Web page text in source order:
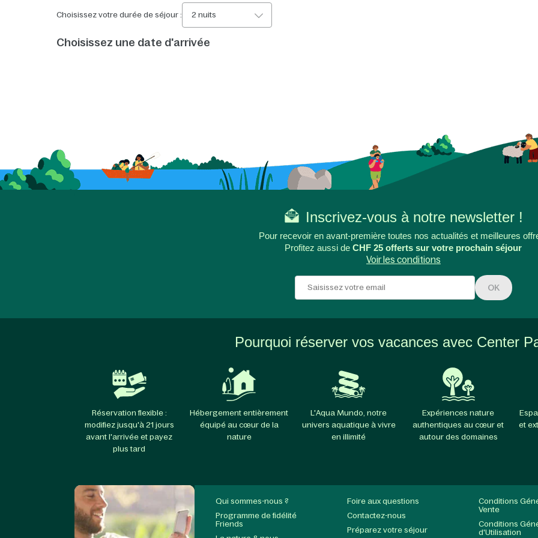
Choisissez votre durée de séjour : 2 nuits
Choisissez une date d'arrivée
Inscrivez-vous à notre newsletter !
Pour recevoir en avant-première toutes nos actualités et meilleures
Profitez aussi deCHF 25 offerts sur votre prochain séjour
Voir les conditions
OK
Pourquoi réserver vos vacances avec Center
Réservation flexible :
modifiez jusqu'à 21 jours
avant l'arrivée et payez
plus tard
Hébergement entièrement
équipé au cœur de la
nature
L'Aqua Mundo, notre
univers aquatique à vivre
en illimité
Expériences nature
authentiques au cœur et
autour des domaines
et
Qui sommes-nous ?
Programme de fidélité
Friends
Foire aux questions
Contactez-nous
Préparez votre séjour
Conditions
Vente
Conditions
d'Utilisation